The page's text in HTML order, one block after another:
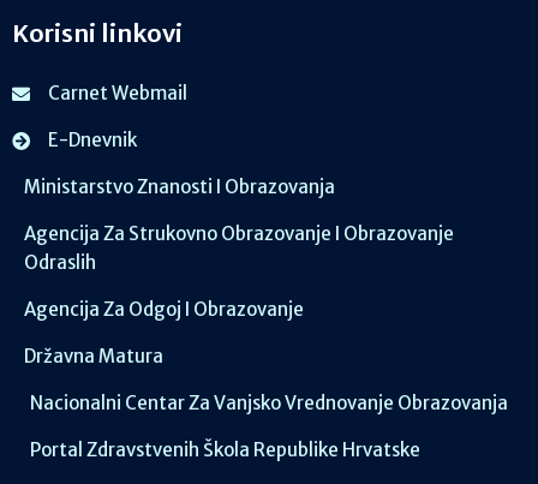
Korisni linkovi
Carnet Webmail
E-Dnevnik
Ministarstvo Znanosti I Obrazovanja
Agencija Za Strukovno Obrazovanje I Obrazovanje
Odraslih
Agencija Za Odgoj I Obrazovanje
Državna Matura
Nacionalni Centar Za Vanjsko Vrednovanje Obrazovanja
Portal Zdravstvenih Škola Republike Hrvatske